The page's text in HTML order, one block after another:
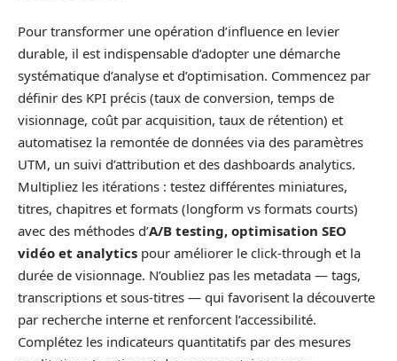
Pour transformer une opération d’influence en levier
durable, il est indispensable d’adopter une démarche
systématique d’analyse et d’optimisation. Commencez par
définir des KPI précis (taux de conversion, temps de
visionnage, coût par acquisition, taux de rétention) et
automatisez la remontée de données via des paramètres
UTM, un suivi d’attribution et des dashboards analytics.
Multipliez les itérations : testez différentes miniatures,
titres, chapitres et formats (longform vs formats courts)
avec des méthodes d’A/B testing, optimisation SEO
vidéo et analytics pour améliorer le click‑through et la
durée de visionnage. N’oubliez pas les metadata — tags,
transcriptions et sous‑titres — qui favorisent la découverte
par recherche interne et renforcent l’accessibilité.
Complétez les indicateurs quantitatifs par des mesures